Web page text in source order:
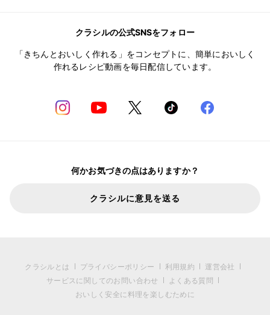
クラシルの公式SNSをフォロー
「きちんとおいしく作れる」をコンセプトに、簡単においしく
作れるレシピ動画を毎日配信しています。
何かお気づきの点はありますか？
クラシルに意見を送る
クラシルとは プライバシーポリシー 利用規約
運営会社
サービスに関してのお問い合わせ
よくある質問
おいしく安全に料理を楽しむために